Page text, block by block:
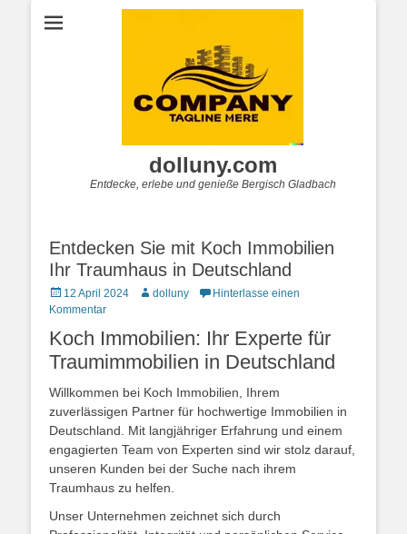
dolluny.com
Entdecke, erlebe und genieße Bergisch Gladbach
Entdecken Sie mit Koch Immobilien
Ihr Traumhaus in Deutschland
Posted
on
12 April 2024 Autordolluny
Hinterlasse einen
Kommentar
Koch Immobilien: Ihr Experte für
Traumimmobilien in Deutschland
Willkommen bei Koch Immobilien, Ihrem
zuverlässigen Partner für hochwertige Immobilien in
Deutschland. Mit langjähriger Erfahrung und einem
engagierten Team von Experten sind wir stolz darauf,
unseren Kunden bei der Suche nach ihrem
Traumhaus zu helfen.
Unser Unternehmen zeichnet sich durch